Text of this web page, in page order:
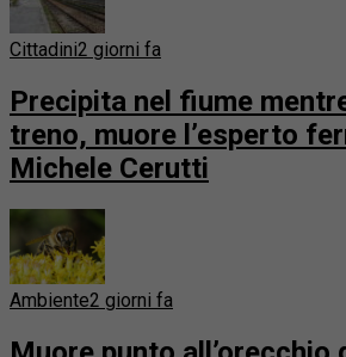
Cittadini2 giorni fa
Precipita nel fiume
treno, muore l’esperto
Michele Cerutti
Ambiente2 giorni fa